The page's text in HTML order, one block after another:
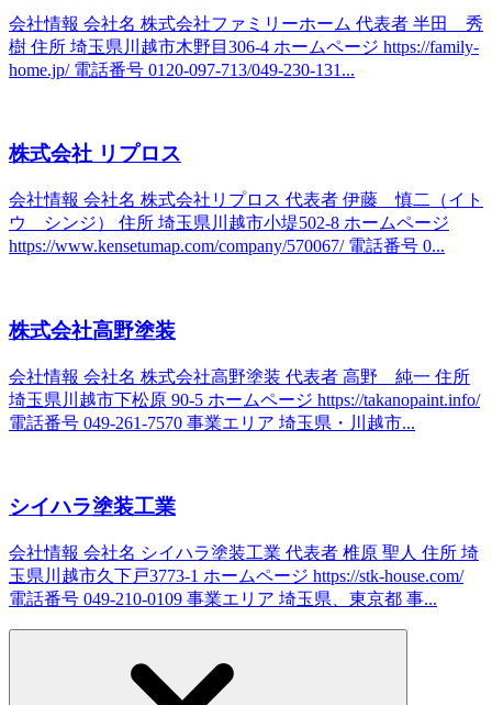
会社情報 会社名 株式会社ファミリーホーム 代表者 半田 秀
樹 住所 埼玉県川越市木野目306-4 ホームページ https://family-
home.jp/ 電話番号 0120-097-713/049-230-131...
株式会社 リプロス
会社情報 会社名 株式会社リプロス 代表者 伊藤 慎二（イト
ウ シンジ） 住所 埼玉県川越市小堤502-8 ホームページ
https://www.kensetumap.com/company/570067/ 電話番号 0...
株式会社高野塗装
会社情報 会社名 株式会社高野塗装 代表者 高野 純一 住所
埼玉県川越市下松原 90-5 ホームページ https://takanopaint.info/
電話番号 049-261-7570 事業エリア 埼玉県・川越市...
シイハラ塗装工業
会社情報 会社名 シイハラ塗装工業 代表者 椎原 聖人 住所 埼
玉県川越市久下戸3773-1 ホームページ https://stk-house.com/
電話番号 049-210-0109 事業エリア 埼玉県、東京都 事...